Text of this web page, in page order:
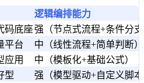
逻辑编排能力
码底座强（节点式流程+条件分
平台
中（线性流程+简单判断）
应用
中（模板化+基础公式）
型
强（模型驱动+自定义脚